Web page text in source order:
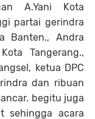
A.Yani Kota
partai gerindra
Banten., Andra
Tangerang.,
ketua DPC
dan ribuan
begitu juga
sehingga acara